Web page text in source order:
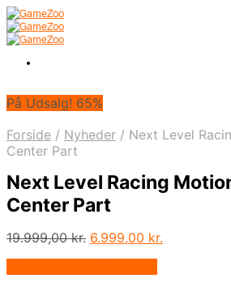
På Udsalg! 65%
Forside / Nyheder / Next Level
Center Part
Next Level Racing
Center Part
19.999,00kr. Den
6.999,00 kr.